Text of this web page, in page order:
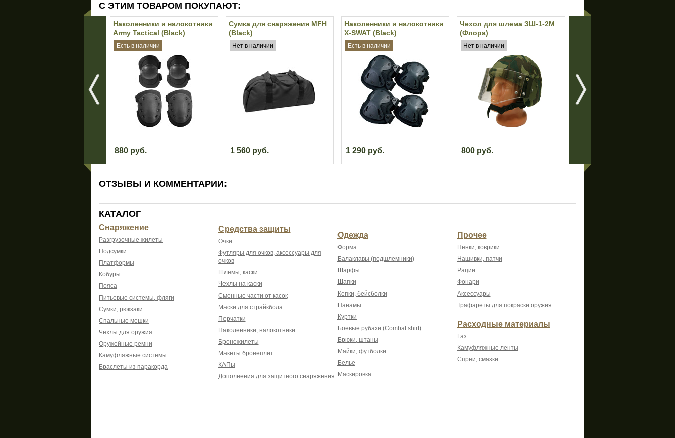
С ЭТИМ ТОВАРОМ ПОКУПАЮТ:
Наколенники и налокотники
Army Tactical (Black)
Есть в наличии
880 руб.
Сумка для снаряжения MFH
(Black)
Нет в наличии
1 560 руб.
Наколенники и налокотники
X-SWAT (Black)
Есть в наличии
1 290 руб.
Чехол для шлема ЗШ-1-2М
(Флора)
Нет в наличии
800 руб.
ОТЗЫВЫ И КОММЕНТАРИИ:
КАТАЛОГ
Снаряжение
Разгрузочные жилеты
Подсумки
Платформы
Кобуры
Пояса
Питьевые системы, фляги
Сумки, рюкзаки
Спальные мешки
Чехлы для оружия
Оружейные ремни
Камуфляжные системы
Браслеты из паракорда
Средства защиты
Очки
Футляры для очков, аксессуары для
очков
Шлемы, каски
Чехлы на каски
Сменные части от касок
Маски для страйкбола
Перчатки
Наколенники, налокотники
Бронежилеты
Макеты бронеплит
КАПы
Дополнения для защитного снаряжения
Одежда
Форма
Балаклавы (подшлемники)
Шарфы
Шапки
Кепки, бейсболки
Панамы
Куртки
Боевые рубахи (Combat shirt)
Брюки, штаны
Майки, футболки
Белье
Маскировка
Прочее
Пенки, коврики
Нашивки, патчи
Рации
Фонари
Аксессуары
Трафареты для покраски оружия
Расходные материалы
Газ
Камуфляжные ленты
Спреи, смазки